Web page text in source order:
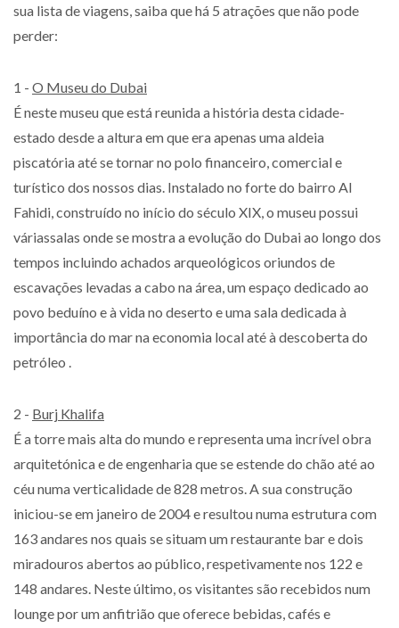
sua lista de viagens, saiba que há 5 atrações que não pode
perder:
1 - O Museu do Dubai
É neste museu que está reunida a história desta cidade-
estado desde a altura em que era apenas uma aldeia
piscatória até se tornar no polo financeiro, comercial e
turístico dos nossos dias. Instalado no forte do bairro Al
Fahidi, construído no início do século XIX, o museu possui
váriassalas onde se mostra a evolução do Dubai ao longo dos
tempos incluindo achados arqueológicos oriundos de
escavações levadas a cabo na área, um espaço dedicado ao
povo beduíno e à vida no deserto e uma sala dedicada à
importância do mar na economia local até à descoberta do
petróleo .
2 - Burj Khalifa
É a torre mais alta do mundo e representa uma incrível obra
arquitetónica e de engenharia que se estende do chão até ao
céu numa verticalidade de 828 metros. A sua construção
iniciou-se em janeiro de 2004 e resultou numa estrutura com
163 andares nos quais se situam um restaurante bar e dois
miradouros abertos ao público, respetivamente nos 122 e
148 andares. Neste último, os visitantes são recebidos num
lounge por um anfitrião que oferece bebidas, cafés e